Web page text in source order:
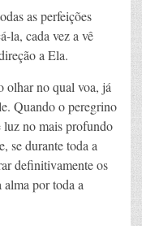
as perfeições
la, cada vez a vê
a Ela.
olhar no qual voa, já
Quando o peregrino
luz no mais profundo
se durante toda a
definitivamente os
por toda a